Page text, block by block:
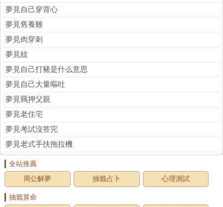
夢見自己穿背心
夢見舊養雞
夢見肉穿刺
夢見紋
夢見自己打豬是什么意思
夢見自己大量嘔吐
夢見羈押父親
夢見老住宅
夢見考試沒答完
夢見老式手扶拖拉機
全站推薦
周公解夢
抽籤占卜 心理測試
抽籤算命